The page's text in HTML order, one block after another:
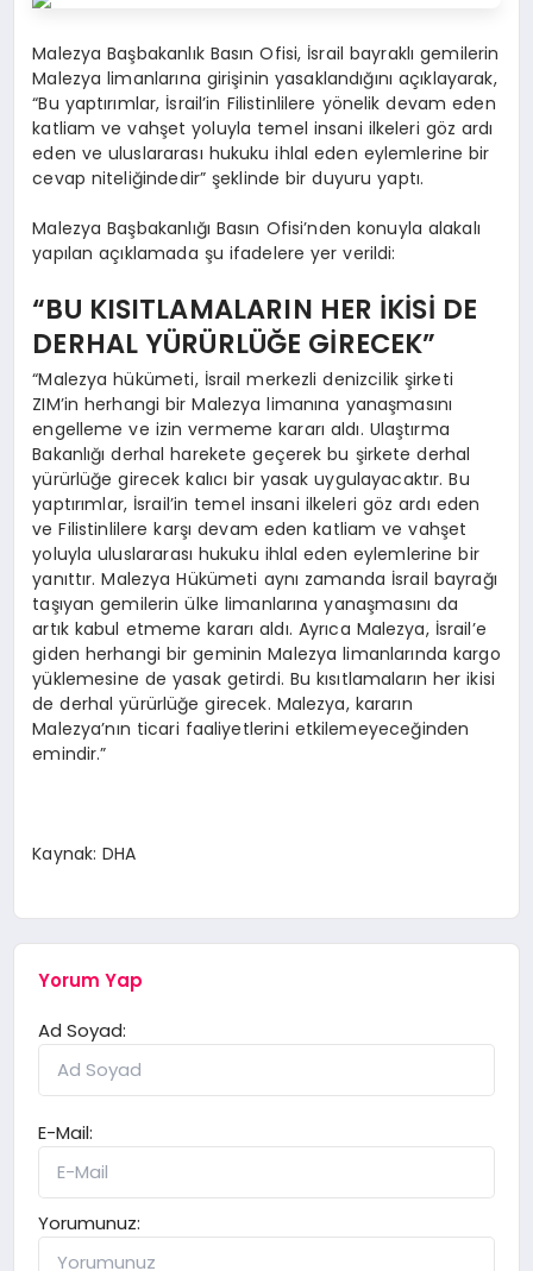
Malezya Başbakanlık Basın Ofisi, İsrail bayraklı gemilerin
Malezya limanlarına girişinin yasaklandığını açıklayarak,
“Bu yaptırımlar, İsrail’in Filistinlilere yönelik devam eden
katliam ve vahşet yoluyla temel insani ilkeleri göz ardı
eden ve uluslararası hukuku ihlal eden eylemlerine bir
cevap niteliğindedir” şeklinde bir duyuru yaptı.
Malezya Başbakanlığı Basın Ofisi’nden konuyla alakalı
yapılan açıklamada şu ifadelere yer verildi:
“BU KISITLAMALARIN HER İKİSİ DE
DERHAL YÜRÜRLÜĞE GİRECEK”
“Malezya hükümeti, İsrail merkezli denizcilik şirketi
ZIM’in herhangi bir Malezya limanına yanaşmasını
engelleme ve izin vermeme kararı aldı. Ulaştırma
Bakanlığı derhal harekete geçerek bu şirkete derhal
yürürlüğe girecek kalıcı bir yasak uygulayacaktır. Bu
yaptırımlar, İsrail’in temel insani ilkeleri göz ardı eden
ve Filistinlilere karşı devam eden katliam ve vahşet
yoluyla uluslararası hukuku ihlal eden eylemlerine bir
yanıttır. Malezya Hükümeti aynı zamanda İsrail bayrağı
taşıyan gemilerin ülke limanlarına yanaşmasını da
artık kabul etmeme kararı aldı. Ayrıca Malezya, İsrail’e
giden herhangi bir geminin Malezya limanlarında kargo
yüklemesine de yasak getirdi. Bu kısıtlamaların her ikisi
de derhal yürürlüğe girecek. Malezya, kararın
Malezya’nın ticari faaliyetlerini etkilemeyeceğinden
emindir.”
Kaynak: DHA
Yorum Yap
Ad Soyad:
E-Mail:
Yorumunuz: